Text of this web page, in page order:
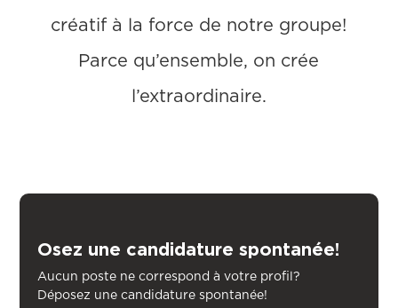
créatif à la force de notre groupe!
Parce qu’ensemble, on crée
l’extraordinaire.
Osez une candidature spontanée!
Aucun poste ne correspond à votre profil?
Déposez une candidature spontanée!